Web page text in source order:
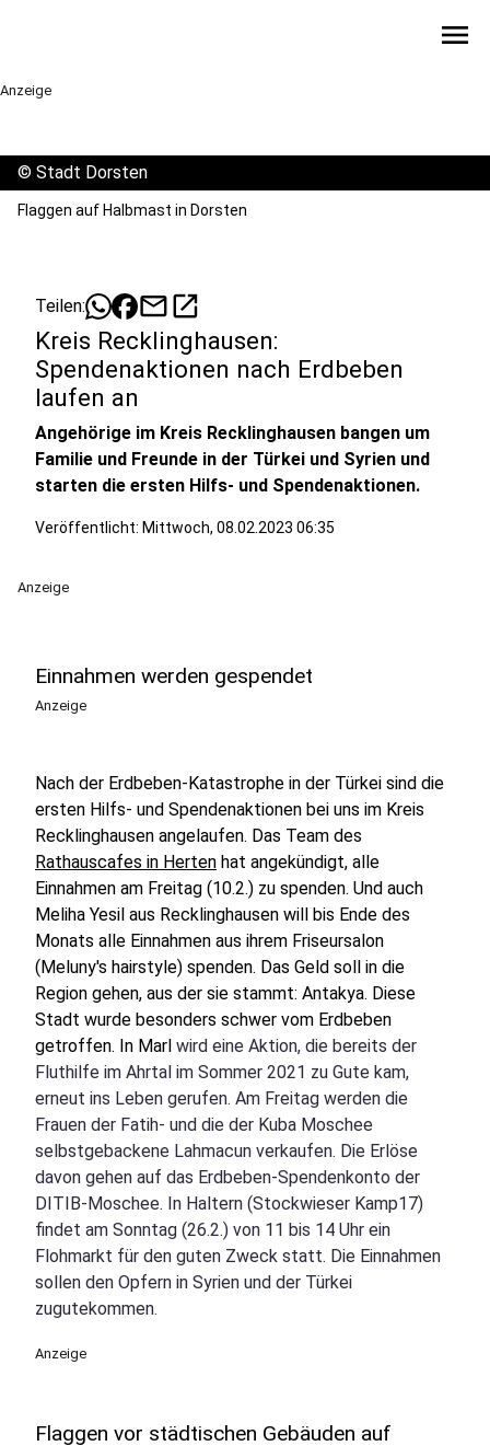
menu
Anzeige
© Stadt Dorsten
Flaggen auf Halbmast in Dorsten
Teilen: mailopen_in_new
Kreis Recklinghausen:
Spendenaktionen nach Erdbeben
laufen an
Angehörige im Kreis Recklinghausen bangen um
Familie und Freunde in der Türkei und Syrien und
starten die ersten Hilfs- und Spendenaktionen.
Veröffentlicht: Mittwoch, 08.02.2023 06:35
Anzeige
Einnahmen werden gespendet
Anzeige
Nach der Erdbeben-Katastrophe in der Türkei sind die
ersten Hilfs- und Spendenaktionen bei uns im Kreis
Recklinghausen angelaufen. Das Team des
Rathauscafes in Herten hat angekündigt, alle
Einnahmen am Freitag (10.2.) zu spenden. Und auch
Meliha Yesil aus Recklinghausen will bis Ende des
Monats alle Einnahmen aus ihrem Friseursalon
(Meluny's hairstyle) spenden. Das Geld soll in die
Region gehen, aus der sie stammt: Antakya. Diese
Stadt wurde besonders schwer vom Erdbeben
getroffen. In Marl wird eine Aktion, die bereits der
Fluthilfe im Ahrtal im Sommer 2021 zu Gute kam,
erneut ins Leben gerufen. Am Freitag werden die
Frauen der Fatih- und die der Kuba Moschee
selbstgebackene Lahmacun verkaufen. Die Erlöse
davon gehen auf das Erdbeben-Spendenkonto der
DITIB-Moschee. In Haltern (Stockwieser Kamp17)
findet am Sonntag (26.2.) von 11 bis 14 Uhr ein
Flohmarkt für den guten Zweck statt. Die Einnahmen
sollen den Opfern in Syrien und der Türkei
zugutekommen.
Anzeige
Flaggen vor städtischen Gebäuden auf